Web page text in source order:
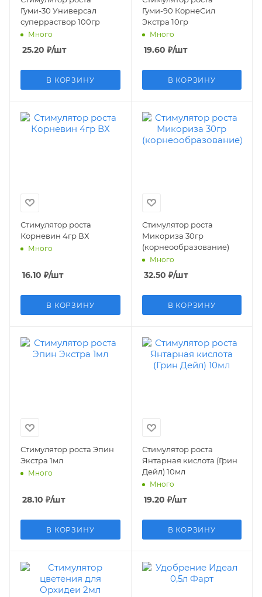
Гуми-30 Универсал
суперраствор 100гр
Много
25.20 ₽/шт
В КОРЗИНУ
Гуми-90 КорнеСил
Экстра 10гр
Много
19.60 ₽/шт
В КОРЗИНУ
Стимулятор роста
Корневин 4гр ВХ
Много
16.10 ₽/шт
В КОРЗИНУ
Стимулятор роста
Микориза 30гр
(корнеообразование)
Много
32.50 ₽/шт
В КОРЗИНУ
Стимулятор роста Эпин
Экстра 1мл
Много
28.10 ₽/шт
В КОРЗИНУ
Стимулятор роста
Янтарная кислота (Грин
Дейл) 10мл
Много
19.20 ₽/шт
В КОРЗИНУ